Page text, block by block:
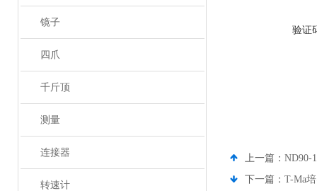
镜子
四爪
千斤顶
测量
连接器
转速计
验证
上一篇： ND90-
下一篇： T-Ma